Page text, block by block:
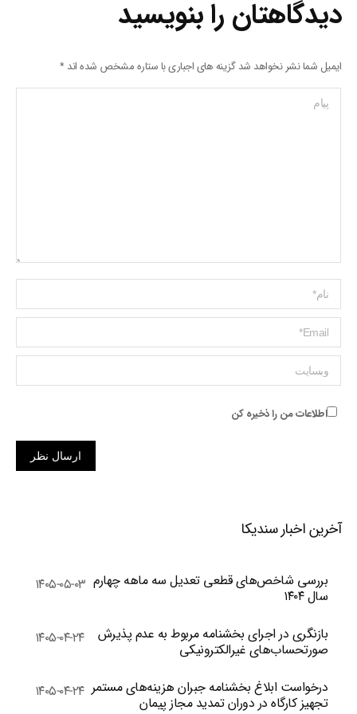
دیدگاهتان را بنویسید
ایمیل شما نشر نخواهد شد گزینه های اجباری با ستاره مشخص شده اند*
پیام
Name *
ایمیل *
وبسایت
اطلاعات من را ذخیره کن
ارسال نظر
آخرین اخبار سندیکا
بررسی شاخص‌های قطعی تعدیل سه ماهه چهارم
سال ۱۴۰۴
۱۴۰۵-۰۵-۰۳
بازنگری در اجرای بخشنامه مربوط به عدم پذیرش
صورتحساب‌های غیرالکترونیکی
۱۴۰۵-۰۴-۲۴
درخواست ابلاغ بخشنامه جبران هزینه‌های مستمر
تجهیز کارگاه در دوران تمدید مجاز پیمان
۱۴۰۵-۰۴-۲۴